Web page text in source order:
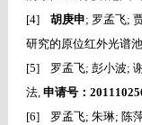
[4] 胡庚申; 罗孟飞;
研究的原位红外光谱池
[5] 罗孟飞; 彭小波;
法, 申请号：
[6] 罗孟飞; 朱琳; 陈